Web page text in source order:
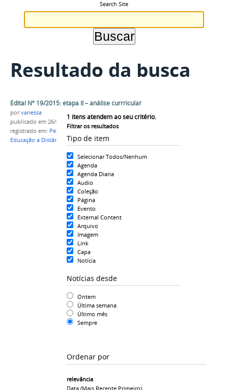
Search Site
Resultado da busca
1 itens atendem ao seu critério.
Filtrar os resultados
Tipo de item
Selecionar Todos/Nenhum
Agenda
Agenda Diaria
Audio
Coleção
Página
Evento
External Content
Arquivo
Imagem
Link
Capa
Notícia
Notícias desde
Ontem
Última semana
Último mês
Sempre
Ordenar por
relevância
Data (mais Recente Primeiro)
Edital Nº 19/2015: etapa II – análise currricular
porvanessa
publicado em 26/08/2015
registrado em: Pesquisador professor bolsista
Educação a Distância
Etapa II,Resultado parcial